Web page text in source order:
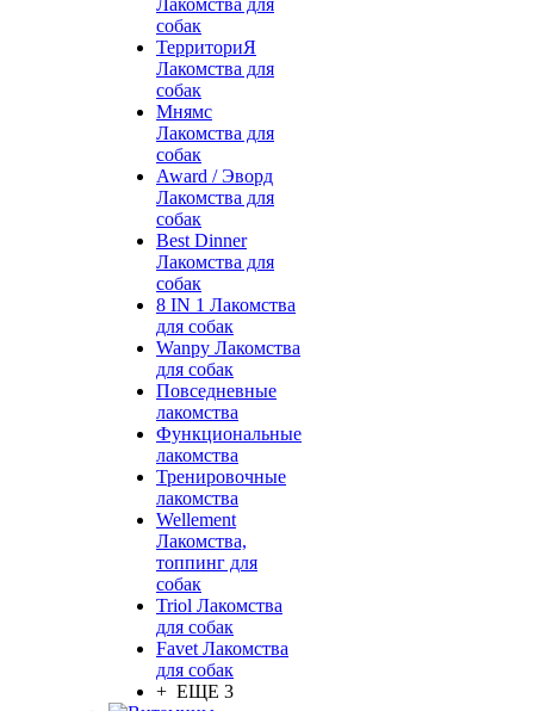
Лакомства для
собак
ТерриториЯ
Лакомства для
собак
Мнямс
Лакомства для
собак
Award / Эворд
Лакомства для
собак
Best Dinner
Лакомства для
собак
8 IN 1 Лакомства
для собак
Wanpy Лакомства
для собак
Повседневные
лакомства
Функциональные
лакомства
Тренировочные
лакомства
Wellement
Лакомства,
топпинг для
собак
Triol Лакомства
для собак
Favet Лакомства
для собак
+ ЕЩЕ 3